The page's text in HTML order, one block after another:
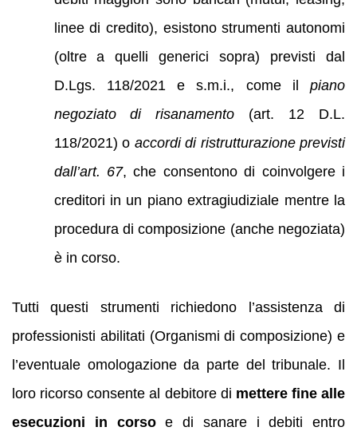
linee di credito), esistono strumenti autonomi
(oltre a quelli generici sopra) previsti dal
D.Lgs. 118/2021 e s.m.i., come il piano
negoziato di risanamento (art. 12 D.L.
118/2021) o accordi di ristrutturazione previsti
dall’art. 67, che consentono di coinvolgere i
creditori in un piano extragiudiziale mentre la
procedura di composizione (anche negoziata)
è in corso.
Tutti questi strumenti richiedono l’assistenza di
professionisti abilitati (Organismi di composizione) e
l’eventuale omologazione da parte del tribunale. Il
loro ricorso consente al debitore di mettere fine alle
esecuzioni in corsoe di sanare i debiti entro